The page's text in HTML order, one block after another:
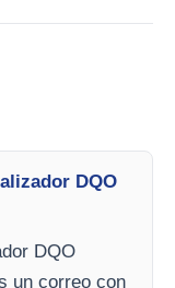
DQO
DQO
un correo con